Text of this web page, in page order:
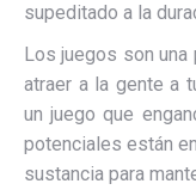
supeditado a la
Los juegos son
atraer a la gente a
un juego que
potenciales están
sustancia para